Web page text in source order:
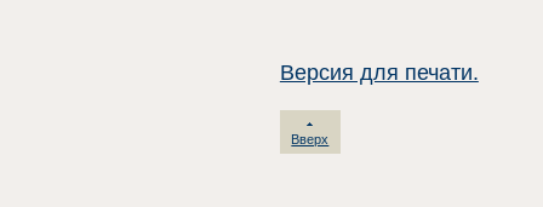
Версия для печати.
Вверх